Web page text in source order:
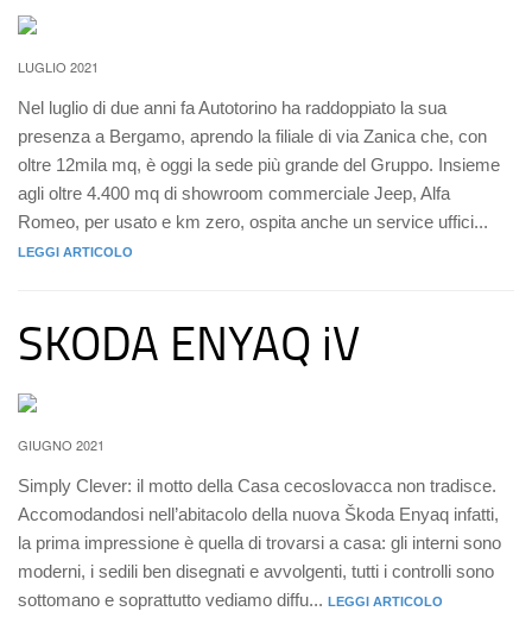
LUGLIO 2021
Nel luglio di due anni fa Autotorino ha raddoppiato la sua
presenza a Bergamo, aprendo la filiale di via Zanica che, con
oltre 12mila mq, è oggi la sede più grande del Gruppo. Insieme
agli oltre 4.400 mq di showroom commerciale Jeep, Alfa
Romeo, per usato e km zero, ospita anche un service uffici...
LEGGI ARTICOLO
SKODA ENYAQ iV
GIUGNO 2021
Simply Clever: il motto della Casa cecoslovacca non tradisce.
Accomodandosi nell’abitacolo della nuova Škoda Enyaq infatti,
la prima impressione è quella di trovarsi a casa: gli interni sono
moderni, i sedili ben disegnati e avvolgenti, tutti i controlli sono
sottomano e soprattutto vediamo diffu... LEGGI ARTICOLO